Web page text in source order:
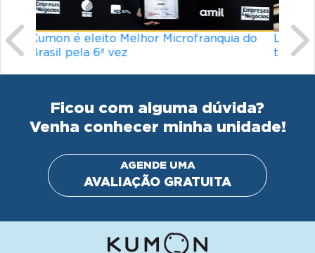
Ficou com alguma dúvida?
Venha conhecer minha unidade!
IR PARA O SITE